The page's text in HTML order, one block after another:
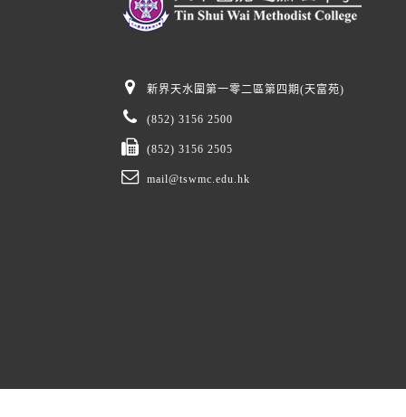
新界天水圍第一零二區第四期(天富苑)
(852) 3156 2500
(852) 3156 2505
mail@tswmc.edu.hk